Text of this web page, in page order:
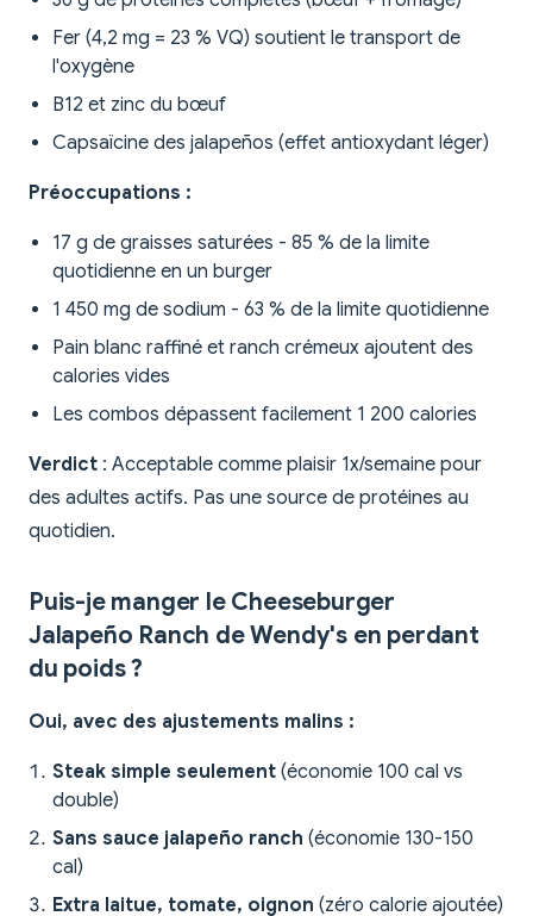
Fer (4,2 mg = 23 % VQ) soutient le transport de
l'oxygène
B12 et zinc du bœuf
Capsaïcine des jalapeños (effet antioxydant léger)
Préoccupations :
17 g de graisses saturées - 85 % de la limite
quotidienne en un burger
1 450 mg de sodium - 63 % de la limite quotidienne
Pain blanc raffiné et ranch crémeux ajoutent des
calories vides
Les combos dépassent facilement 1 200 calories
Verdict : Acceptable comme plaisir 1x/semaine pour
des adultes actifs. Pas une source de protéines au
quotidien.
Puis-je manger le Cheeseburger
Jalapeño Ranch de Wendy's en perdant
du poids ?
Oui, avec des ajustements malins :
Steak simple seulement (économie 100 cal vs
double)
Sans sauce jalapeño ranch (économie 130-150
cal)
Extra laitue, tomate, oignon (zéro calorie ajoutée)